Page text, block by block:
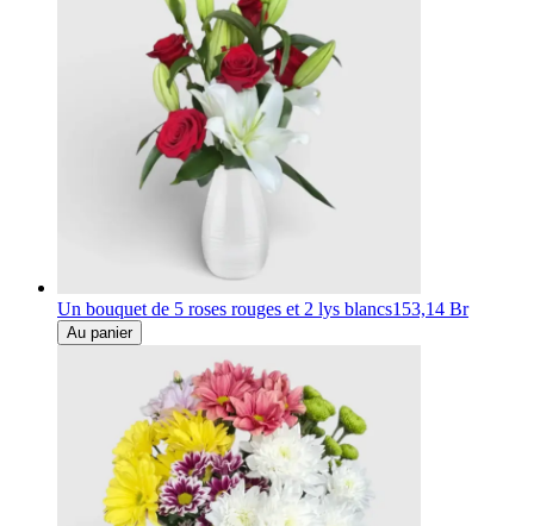
Un bouquet de 5 roses rouges et 2 lys blancs153,14 Br
Au panier